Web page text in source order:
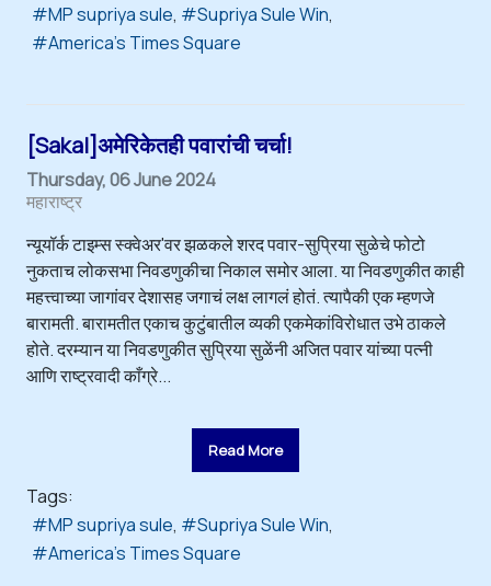
MP supriya sule
Supriya Sule Win
America's Times Square
[Sakal]अमेरिकेतही पवारांची चर्चा!
Thursday, 06 June 2024
महाराष्ट्र
न्यूयॉर्क टाइम्स स्क्वेअर'वर झळकले शरद पवार-सुप्रिया सुळेचे फोटो
नुकताच लोकसभा निवडणुकीचा निकाल समोर आला. या निवडणुकीत काही
महत्त्वाच्या जागांवर देशासह जगाचं लक्ष लागलं होतं. त्यापैकी एक म्हणजे
बारामती. बारामतीत एकाच कुटुंबातील व्यकी एकमेकांविरोधात उभे ठाकले
होते. दरम्यान या निवडणुकीत सुप्रिया सुळेंनी अजित पवार यांच्या पत्नी
आणि राष्ट्रवादी काँग्रे...
Read More
Tags:
MP supriya sule
Supriya Sule Win
America's Times Square